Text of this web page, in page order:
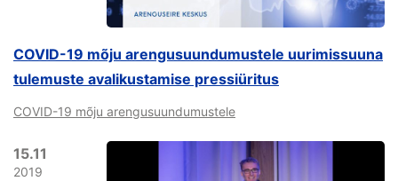
COVID-19 mõju arengusuundumustele uurimissuuna
tulemuste avalikustamise pressiüritus
COVID-19 mõju arengusuundumustele
15.11
2019